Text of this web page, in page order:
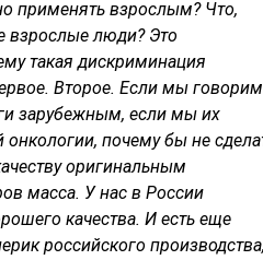
применять взрослым? Что,
взрослые люди? Это
такая дискриминация
Второе. Если мы говорим
зарубежным, если мы их
почему бы не
оригинальным
масса. У нас в России
качества. И есть еще
российского производства,